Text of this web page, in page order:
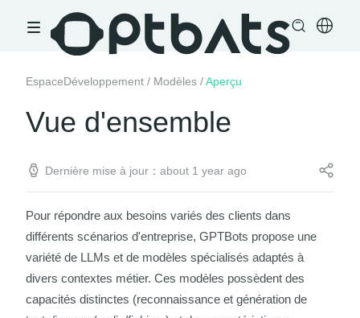
EspaceDéveloppement / Modèles /Aperçu
Vue d'ensemble
Dernière mise à jour：about 1 year ago
Pour répondre aux besoins variés des clients dans
différents scénarios d'entreprise, GPTBots propose une
variété de LLMs et de modèles spécialisés adaptés à
divers contextes métier. Ces modèles possèdent des
capacités distinctes (reconnaissance et génération de